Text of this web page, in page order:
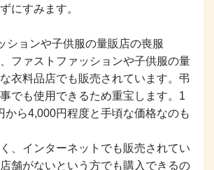
にすみます。
ションや子供服の量販店の喪服
ファストファッションや子供服の量
衣料品店でも販売されています。弔
でも使用できるため重宝します。1
から4,000円程度と手頃な価格なのも
、インターネットでも販売されてい
舗がないという方でも購入できるの